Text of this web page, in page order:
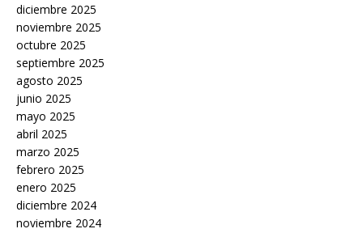
diciembre 2025
noviembre 2025
octubre 2025
septiembre 2025
agosto 2025
junio 2025
mayo 2025
abril 2025
marzo 2025
febrero 2025
enero 2025
diciembre 2024
noviembre 2024